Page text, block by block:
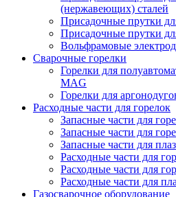
(нержавеющих) сталей
Присадочные прутки
Присадочные прутки
Вольфрамовые
Сварочные горелки
Горелки для
MAG
Горелки для
Расходные части для горелок
Запасные части для
Запасные части для
Запасные части для
Расходные части для
Расходные части для
Расходные части для
Газосварочное оборудование